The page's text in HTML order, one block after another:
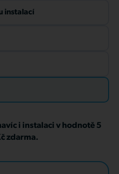
instalací
i instalaci v hodnotě 5
zdarma.